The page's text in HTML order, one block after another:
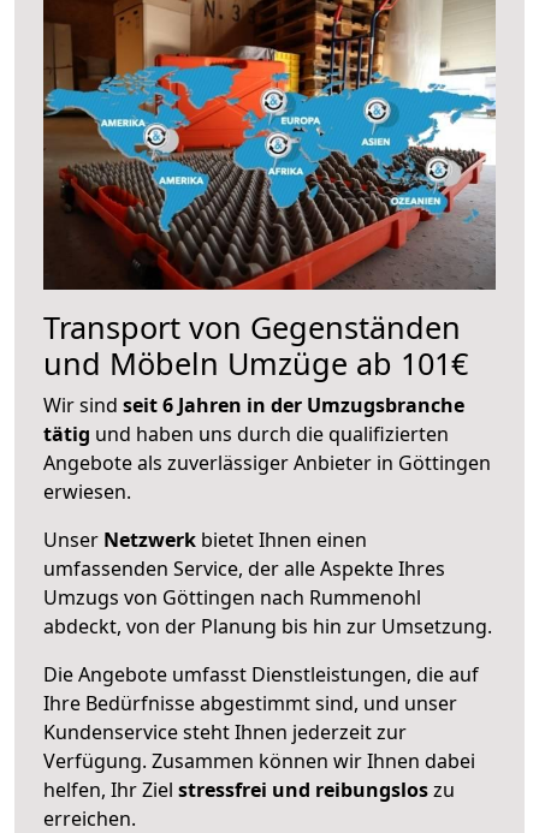
Transport von Gegenständen
und Möbeln Umzüge ab 101€
Wir sind seit 6 Jahren in der Umzugsbranche
tätig und haben uns durch die qualifizierten
Angebote als zuverlässiger Anbieter in Göttingen
erwiesen.
Unser Netzwerk bietet Ihnen einen
umfassenden Service, der alle Aspekte Ihres
Umzugs von Göttingen nach Rummenohl
abdeckt, von der Planung bis hin zur Umsetzung.
Die Angebote umfasst Dienstleistungen, die auf
Ihre Bedürfnisse abgestimmt sind, und unser
Kundenservice steht Ihnen jederzeit zur
Verfügung. Zusammen können wir Ihnen dabei
helfen, Ihr Ziel stressfrei und reibungsloszu
erreichen.